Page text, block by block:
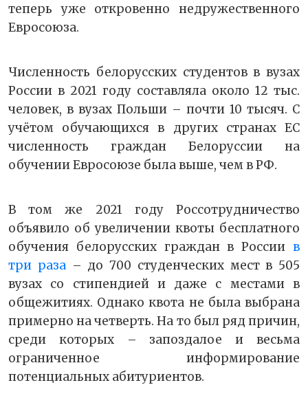
теперь уже откровенно недружественного
Евросоюза.
Численность белорусских студентов в вузах
России в 2021 году составляла около 12 тыс.
человек, в вузах Польши – почти 10 тысяч. С
учётом обучающихся в других странах ЕС
численность граждан Белоруссии на
обучении Евросоюзе была выше, чем в РФ.
В том же 2021 году Россотрудничество
объявило об увеличении квоты бесплатного
обучения белорусских граждан в России в
три раза– до 700 студенческих мест в 505
вузах со стипендией и даже с местами в
общежитиях. Однако квота не была выбрана
примерно на четверть. На то был ряд причин,
среди которых – запоздалое и весьма
ограниченное информирование
потенциальных абитуриентов.